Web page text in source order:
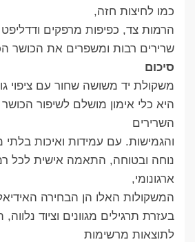
כמו לחיצות חזה,
הרמות צד, כפיפות מרפקים
שרירים רבות ומשפרים את הכושר
סיכום
היא כלי אימון מושלם לשיפור הכושר
השרירים
והגמישות. עם עמידות ואיכות
נוחה ובטוחה, התאמה אישית לכל
ארגונומי,
המשקולות האלו הן הבחירה
בעזרת תרגילים מגוונים וציוד נלווה,
לתוצאות מרשימות